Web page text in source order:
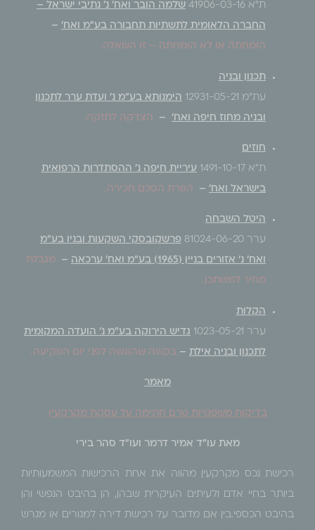
ת"א 41906-03-16 שלמה הובר ואח' נ' נתיבי ישראל –
החברה הלאומית לתשתיות תחבורה בע"מ ואח' –
הומחתה או לא הומחתה – זו השאלה.
תכנון ובניה
עת"מ 12931-05-21 הימנותא בע"מ נ' ועדת ערר לתכנון
ובניה מחוז חיפה ואח' – הצדקה לחזקה.
חוזים
ת"א 1491-10-17 עיריית חיפה נ' ההסתדרות הרפואית
בישראל ואח' – הפרת הסכם חכירה.
היטל השבחה
ערר 81024-06-20 פרשקובסקי השקעות ובניו בע"מ
ואח' נ' אזורים בניין (1965) בע"מ ואח' ערכאה – מגבלת
מחיר למשתכן.
הקלות
ערר 1023-05-21 גדיש הירוקה בע"מ נ' הועדה המקומית
לתכנון ובניה אילת – בקשה שהוגשה לפני יום הפקיעה.
מאמר
בדיקות משפטיות טרם חתימה על עסקת מקרקעין
מאת עו"ד אמיר דרמר ועו"ד סהר בירי
רכישת נכס מקרקעין מהווה את אחת הרכישות המשמעותיות
ביותר בחיי אדם ולעיתים העיקרית שבהן, הן בהיבט הנפשי והן
בהיבט הכספי.בין אם מדובר על רכישת דירה למגורים או מגרש